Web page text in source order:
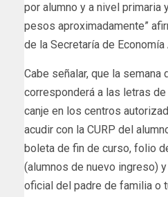
por alumno y a nivel primaria
pesos aproximadamente”
de la Secretaría de Economía
Cabe señalar, que la
corresponderá a las letras
canje en los centros
acudir con la CURP del
boleta de fin de curso, folio
(alumnos de nuevo ingreso)
oficial del padre de familia o